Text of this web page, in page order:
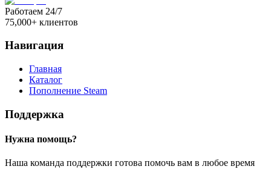
Работаем 24/7
75,000+ клиентов
Навигация
Главная
Каталог
Пополнение Steam
Поддержка
Нужна помощь?
Наша команда поддержки готова помочь вам в любое время